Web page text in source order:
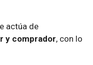
actúa de
y comprador, con lo